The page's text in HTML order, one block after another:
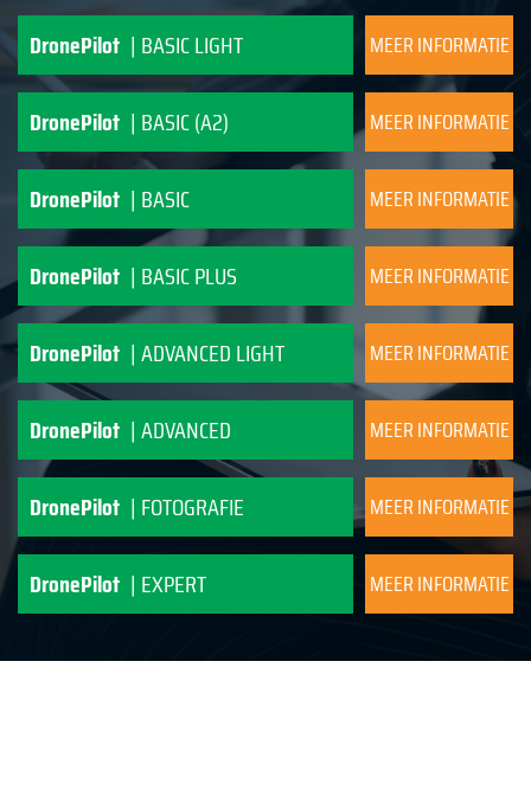
DronePilot | BASIC LIGHT MEER INFORMATIE
DronePilot | BASIC (A2) MEER INFORMATIE
DronePilot | BASIC MEER INFORMATIE
DronePilot | BASIC PLUS MEER INFORMATIE
DronePilot | ADVANCED LIGHT MEER INFORMATIE
DronePilot | ADVANCED MEER INFORMATIE
DronePilot | FOTOGRAFIE MEER INFORMATIE
DronePilot | EXPERT MEER INFORMATIE